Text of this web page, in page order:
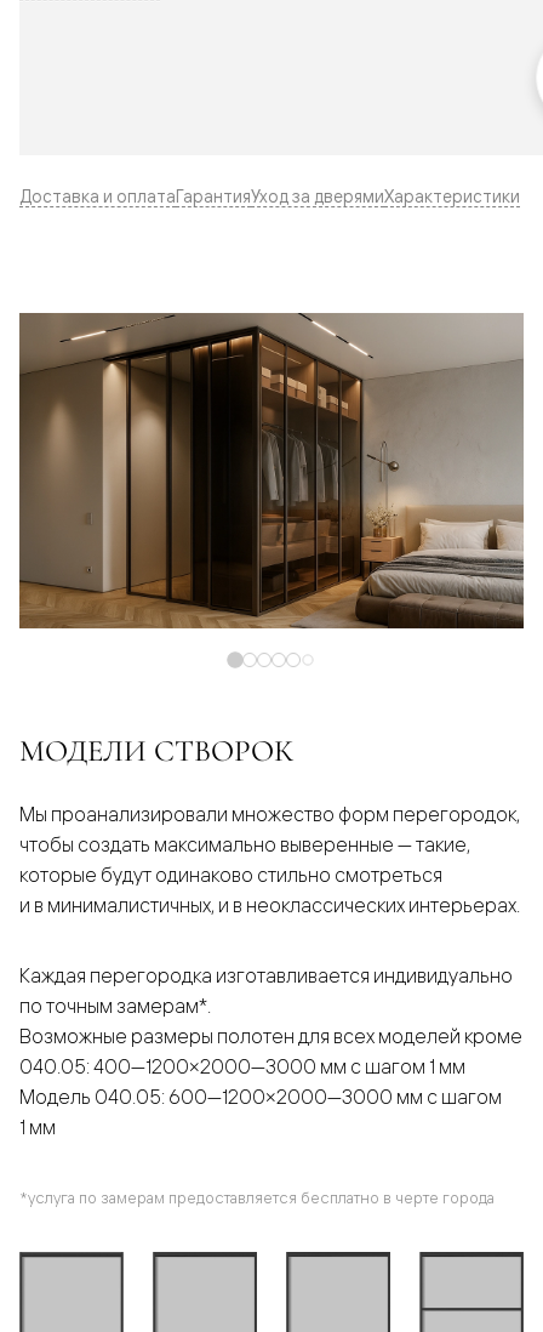
Доставка и оплатаГарантияУход за дверямиХарактеристики
МОДЕЛИ СТВОРОК
Мы проанализировали множество форм перегородок,
чтобы создать максимально выверенные — такие,
которые будут одинаково стильно смотреться
и в минималистичных, и в неоклассических интерьерах.
Каждая перегородка изготавливается индивидуально
по точным замерам*.
Возможные размеры полотен для всех моделей кроме
040.05: 400—1200×2000—3000 мм с шагом 1 мм
Модель 040.05: 600—1200×2000—3000 мм с шагом
1 мм
*услуга по замерам предоставляется бесплатно в черте города